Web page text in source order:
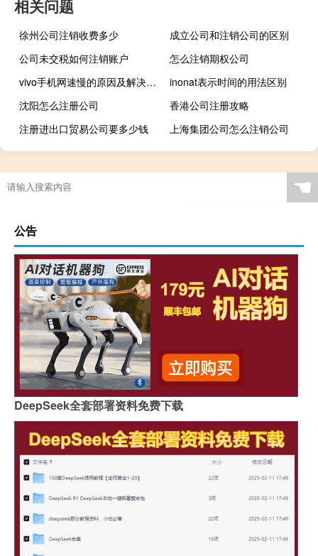
相关问题
徐州公司注销收费多少
成立公司和注销公司的区别
公司未交税如何注销账户
怎么注销期权公司
vivo手机网速慢的原因及解决办法（网速慢的原因及解决办法）
inonat表示时间的用法区别
沈阳怎么注册公司
香港公司注册攻略
注册进出口贸易公司要多少钱
上海集团公司怎么注销公司
☚
公告
DeepSeek全套部署资料免费下载